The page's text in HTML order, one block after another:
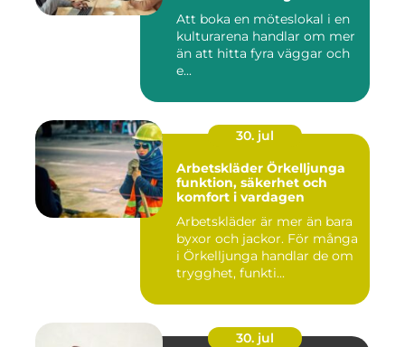
Att boka en möteslokal i en
kulturarena handlar om mer
än att hitta fyra väggar och
e...
30. jul
Arbetskläder Örkelljunga
funktion, säkerhet och
komfort i vardagen
Arbetskläder är mer än bara
byxor och jackor. För många
i Örkelljunga handlar de om
trygghet, funkti...
30. jul